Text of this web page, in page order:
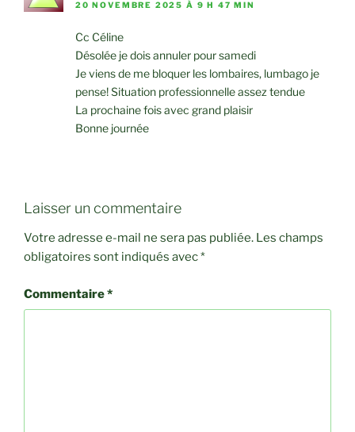
20 NOVEMBRE 2025 À 9 H 47 MIN
Cc Céline
Désolée je dois annuler pour samedi
Je viens de me bloquer les lombaires, lumbago je
pense! Situation professionnelle assez tendue
La prochaine fois avec grand plaisir
Bonne journée
Laisser un commentaire
Votre adresse e-mail ne sera pas publiée. Les champs
obligatoires sont indiqués avec*
Commentaire*